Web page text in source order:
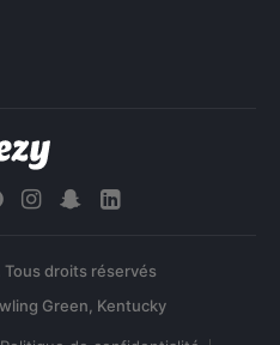
droits réservés